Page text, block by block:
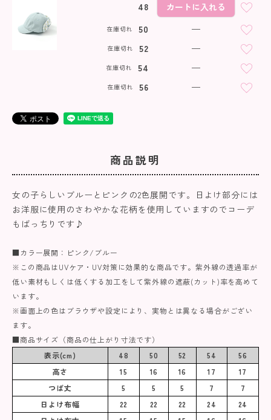
48
カートに入れる
50
在庫切れ
—
52
在庫切れ
—
54
在庫切れ
—
56
在庫切れ —
商品説明
女の子らしいブルーとピンクの2色展開です。日よけ部分には
お洋服に使用のさわやかな花柄を使用していますのでコーデ
もばっちりです♪
■カラー展開：ピンク/ブルー
※この商品はUVケア・UV対策に効果的な商品です。紫外線の透過率が
低い素材もしくは低くする加工をして紫外線の遮蔽(カット)率を高めて
います。
※画面上の色はブラウザや設定により、実物とは異なる場合がござい
ます。
■商品サイズ（商品の仕上がり寸法です）
表示(cm)
48 50 52 54
56
高さ
15 16 16 17
17
つば丈
5 5 5 7
7
日よけ布幅
22 22 22 24
24